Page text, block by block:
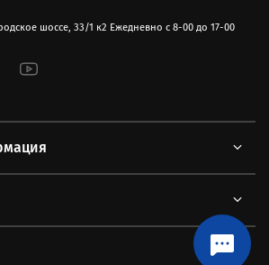
шоссе, 33/1 к2 Ежедневно с 8-00 до 17-00